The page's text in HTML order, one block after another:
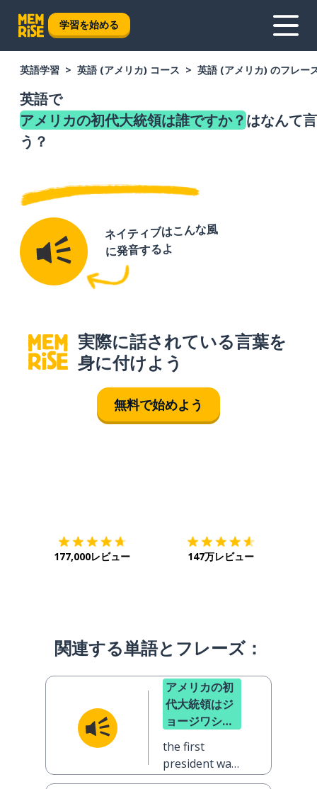
学習を始める
英語学習 英語 (アメリカ) コース 英語 (アメリカ) のフレー
英語で
アメリカの初代大統領は誰ですか？はなんて言
う？
ネイティブはこんな風
に発音するよ
実際に話されている言葉を
身に付けよう
無料で始めよう
177,000レビュー 147万レビュー
関連する単語とフレーズ：
アメリカの初
代大統領はジ
ョージワシン
トンです
the first
president was
George